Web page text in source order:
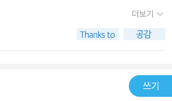
피리라고 하네요. 아저씨가 준 악보를 크게
작게 불면 작게 된다고요.
아저씨의 말이
람들이 필립의 피리소리에 감동을 하게 됩
게 피리를 불렀고 가장 아름다운 연주를 했
술피리를 크게 연주하면 커지고 작게 연주
연습 끝에 필립은 고양이 미아를 시험 삼
호랑이처럼 크게 만드는데 다시 돌려놓으
아가고 필립도 피리연주자로 꿈을 같게
더보기
쓰기